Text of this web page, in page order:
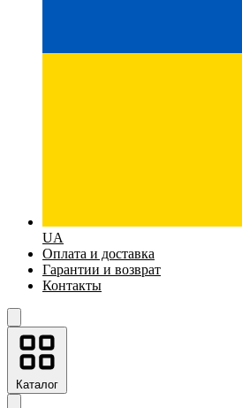
UA
Оплата и доставка
Гарантии и возврат
Контакты
Каталог